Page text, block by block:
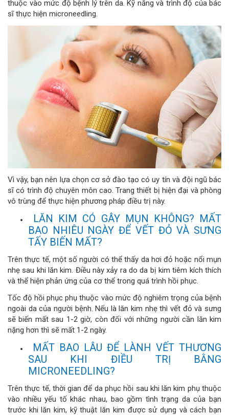
thuộc vào mức độ bệnh lý trên da. Kỹ năng và trình độ của bác
sĩ thực hiện microneedling.
Vì vậy, bạn nên lựa chọn cơ sở đào tạo có uy tín và đội ngũ bác
sĩ có trình độ chuyên môn cao. Trang thiết bị hiện đại và phòng
vô trùng để thực hiện phương pháp điều trị này.
LĂN KIM CÓ GÂY MỤN KHÔNG? MẤT
BAO NHIÊU NGÀY ĐỂ VẾT ĐỎ VÀ SƯNG
TẤY BIẾN MẤT?
Trên thực tế, một số người có thể thấy da hơi đỏ hoặc nổi mụn
nhẹ sau khi lăn kim. Điều này xảy ra do da bị kim tiêm kích thích
và thể hiện phản ứng của cơ thể trong quá trình hồi phục.
Tốc độ hồi phục phụ thuộc vào mức độ nghiêm trọng của bệnh
ngoài da của người bệnh. Nếu là lăn kim nhẹ thì vết đỏ và sưng
sẽ biến mất sau 1-2 giờ, còn đối với những người cần lăn kim
nặng hơn thì sẽ mất 1-2 ngày.
MẤT BAO LÂU ĐỂ LÀNH VẾT THƯƠNG
SAU KHI ĐIỀU TRỊ BẰNG
MICRONEEDLING?
Trên thực tế, thời gian để da phục hồi sau khi lăn kim phụ thuộc
vào nhiều yếu tố khác nhau, bao gồm tình trạng da của bạn
trước khi lăn kim, kỹ thuật lăn kim được sử dụng và cách bạn